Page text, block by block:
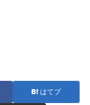
はてブ